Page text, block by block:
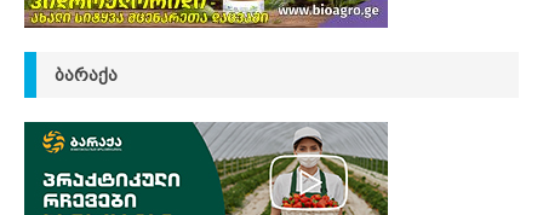
ᲑᲐᲠᲐᲥᲐ